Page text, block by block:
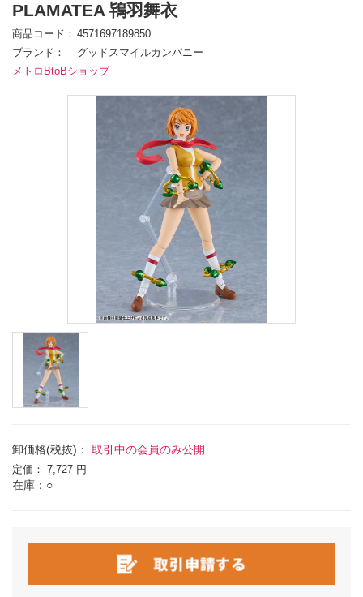
PLAMATEA 鴇羽舞衣
商品コード
4571697189850
ブランド
グッドスマイルカンパニー
メトロBtoBショップ
卸価格(税抜)： 取引中の会員のみ公開
定価： 7,727 円
在庫：○